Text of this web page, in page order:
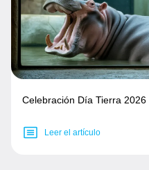
Celebración Día Tierra
Leer el artículo